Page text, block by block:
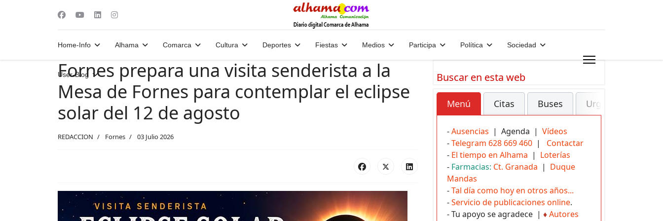
Home-Info Alhama Comarca Cultura Deportes Fiestas Medios Participa Política Sociedad
User-Blog
Fornes prepara una visita senderista a la
Mesa de Fornes para contemplar el eclipse
solar del 12 de agosto
REDACCION Fornes 03 Julio 2026
Buscar en esta web
Menú Citas Buses Urgencias
-Ausencias | Agenda | Vídeos
-Telegram 628 669 460 | Contactar
- El tiempo en Alhama | Loterías
- Farmacias: Ct. Granada | Duque
Mandas
-Tal día como hoy en otros años...
-Servicio de publicaciones online.
- Tu apoyo se agradece | ♦Autores